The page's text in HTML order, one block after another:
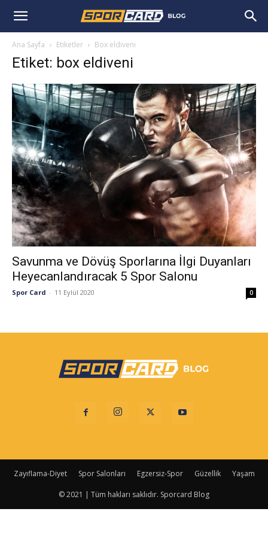
Ana Sayfa Etiketler Box eldiveni
Etiket: box eldiveni
Savunma ve Dövüş Sporlarına İlgi Duyanları
Heyecanlandıracak 5 Spor Salonu
Spor Card - 11 Eylül 2020 0
Zayıflama-Diyet Spor Salonları Egzersiz-Spor Güzellik Yaşam
© 2021 | Tüm hakları saklıdır. Sporcard Blog